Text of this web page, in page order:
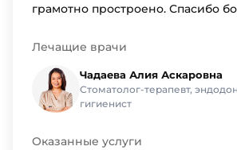
грамотно простроено. Спасибо
Лечащие врачи
Чадаева Алия Аскаровна
Стоматолог-терапевт,
гигиенист
Оказанные услуги